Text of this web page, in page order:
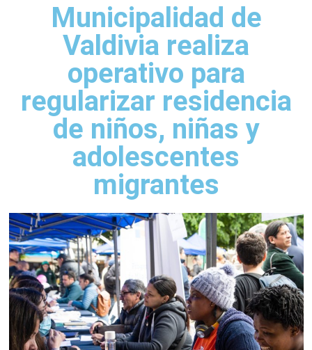
Municipalidad de
Valdivia realiza
operativo para
regularizar residencia
de niños, niñas y
adolescentes
migrantes